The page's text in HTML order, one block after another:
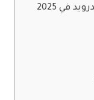
في 2025